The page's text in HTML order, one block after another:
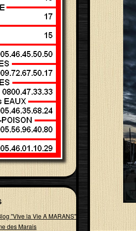
"VIve la Vie A MARANS"
des Marais